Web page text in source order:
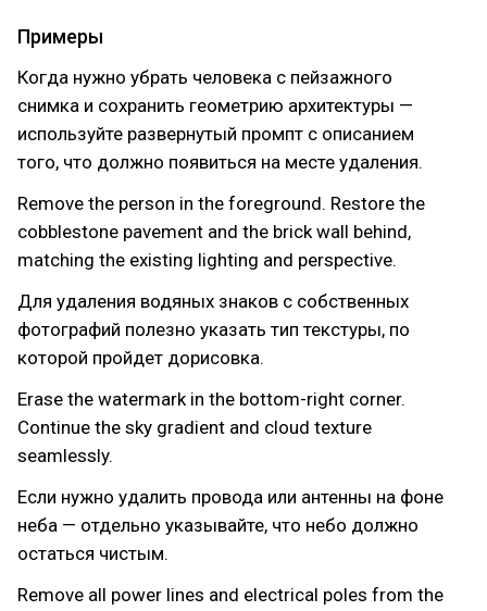
Примеры
Когда нужно убрать человека с пейзажного
снимка и сохранить геометрию архитектуры —
используйте развернутый промпт с описанием
того, что должно появиться на месте удаления.
Remove the person in the foreground. Restore the
cobblestone pavement and the brick wall behind,
matching the existing lighting and perspective.
Для удаления водяных знаков с собственных
фотографий полезно указать тип текстуры, по
которой пройдет дорисовка.
Erase the watermark in the bottom-right corner.
Continue the sky gradient and cloud texture
seamlessly.
Если нужно удалить провода или антенны на фоне
неба — отдельно указывайте, что небо должно
остаться чистым.
Remove all power lines and electrical poles from the